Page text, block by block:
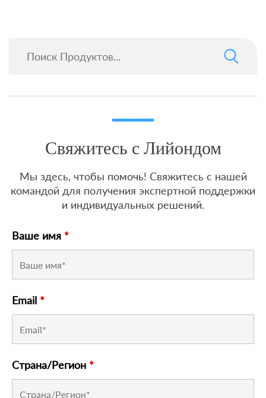
Свяжитесь с Лийондом
Мы здесь, чтобы помочь! Свяжитесь с нашей
командой для получения экспертной поддержки
и индивидуальных решений.
Ваше имя *
Email *
Страна/Регион *